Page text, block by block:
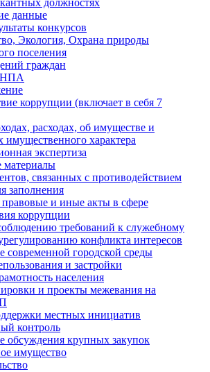
должностях
данные
конкурсов
Экология, Охрана природы
поселения
граждан
НПА
коррупции (включает в себя 7
расходах, об имуществе и
имущественного характера
экспертиза
материалы
связанных с противодействием
заполнения
и иные акты в сфере
коррупции
требований к служебному
конфликта интересов
современной городской среды
и застройки
населения
и проекты межевания на
местных инициатив
контроль
обсуждения крупных закупок
имущество